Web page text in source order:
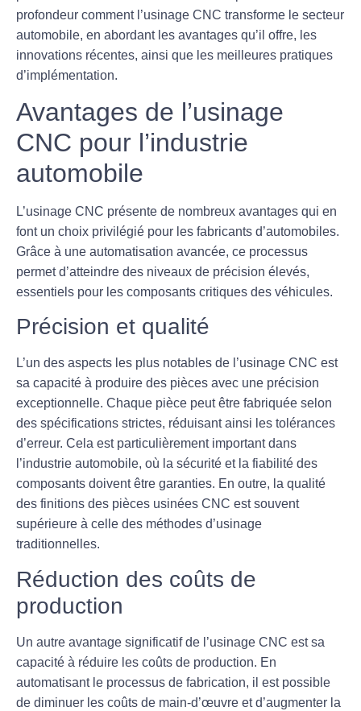
profondeur comment l’usinage CNC transforme le secteur
automobile, en abordant les avantages qu’il offre, les
innovations récentes, ainsi que les meilleures pratiques
d’implémentation.
Avantages de l’usinage
CNC pour l’industrie
automobile
L’usinage CNC présente de nombreux avantages qui en
font un choix privilégié pour les fabricants d’automobiles.
Grâce à une automatisation avancée, ce processus
permet d’atteindre des niveaux de précision élevés,
essentiels pour les composants critiques des véhicules.
Précision et qualité
L’un des aspects les plus notables de l’usinage CNC est
sa capacité à produire des pièces avec une précision
exceptionnelle. Chaque pièce peut être fabriquée selon
des spécifications strictes, réduisant ainsi les tolérances
d’erreur. Cela est particulièrement important dans
l’industrie automobile, où la sécurité et la fiabilité des
composants doivent être garanties. En outre, la qualité
des finitions des pièces usinées CNC est souvent
supérieure à celle des méthodes d’usinage
traditionnelles.
Réduction des coûts de
production
Un autre avantage significatif de l’usinage CNC est sa
capacité à réduire les coûts de production. En
automatisant le processus de fabrication, il est possible
de diminuer les coûts de main-d’œuvre et d’augmenter la